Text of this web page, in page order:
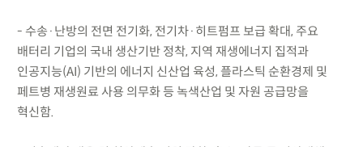
- 수송·난방의 전면 전기화, 전기차·히트펌프 보급 확대, 주요
배터리 기업의 국내 생산기반 정착, 지역 재생에너지 집적과
인공지능(AI) 기반의 에너지 신산업 육성, 플라스틱 순환경제 및
페트병 재생원료 사용 의무화 등 녹색산업 및 자원 공급망을
혁신함.